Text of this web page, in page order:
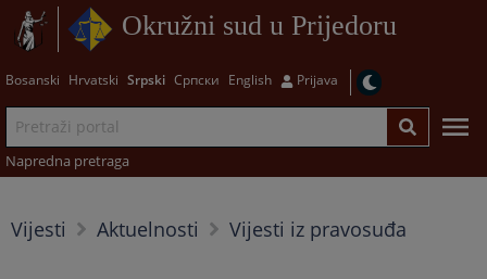
Okružni sud u Prijedoru
Bosanski Hrvatski Srpski Српски English Prijava
Napredna pretraga
Vijesti Aktuelnosti Vijesti iz pravosuđa